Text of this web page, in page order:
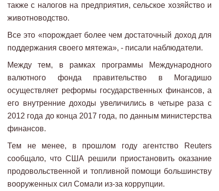
также с налогов на предприятия, сельское хозяйство и
животноводство.
Все это «порождает более чем достаточный доход для
поддержания своего мятежа», - писали наблюдатели.
Между тем, в рамках программы Международного
валютного фонда правительство в Могадишо
осуществляет реформы государственных финансов, а
его внутренние доходы увеличились в четыре раза с
2012 года до конца 2017 года, по данным министерства
финансов.
Тем не менее, в прошлом году агентство Reuters
сообщало, что США решили приостановить оказание
продовольственной и топливной помощи большинству
вооруженных сил Сомали из-за коррупции.